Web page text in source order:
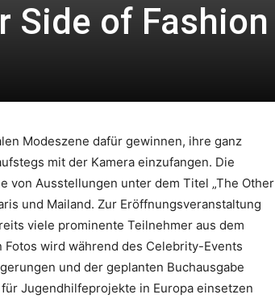
Side of Fashion
Modeszene dafür gewinnen, ihre ganz
mit der Kamera einzufangen. Die
von Ausstellungen unter dem Titel „The Other
und Mailand. Zur Eröffnungsveranstaltung
viele prominente Teilnehmer aus dem
wird während des Celebrity-Events
und der geplanten Buchausgabe
Jugendhilfeprojekte in Europa einsetzen